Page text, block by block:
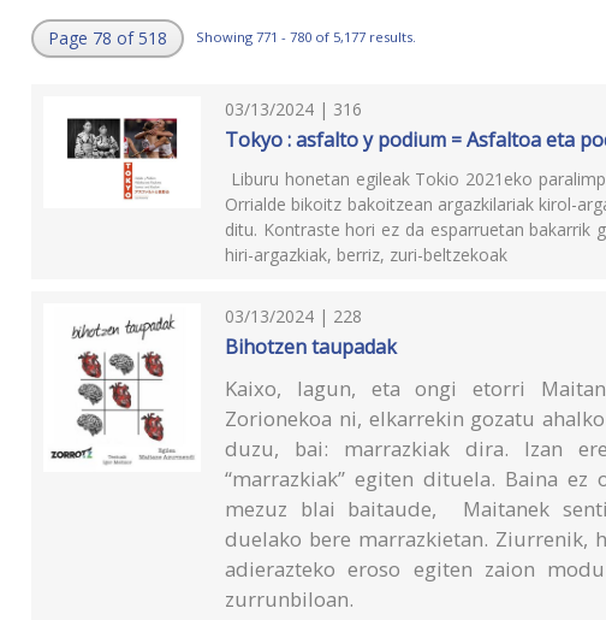
Page 78 of 518 Showing 771 - 780 of 5,177 results.
03/13/2024 | 316
Tokyo : asfalto y podium = Asfaltoa eta
Liburu honetan egileak Tokio 2021eko
Orrialde bikoitz bakoitzean argazkilariak kirol-
ditu. Kontraste hori ez da esparruetan bakarrik
hiri-argazkiak, berriz, zuri-beltzekoak
03/13/2024 | 228
Bihotzen taupadak
Kaixo, lagun, eta ongi etorri
Zorionekoa ni, elkarrekin gozatu
duzu, bai: marrazkiak dira. Izan
“marrazkiak” egiten dituela. Baina
mezuz blai baitaude, Maitanek
duelako bere marrazkietan. Ziurrenik,
adierazteko eroso egiten zaion
zurrunbiloan.